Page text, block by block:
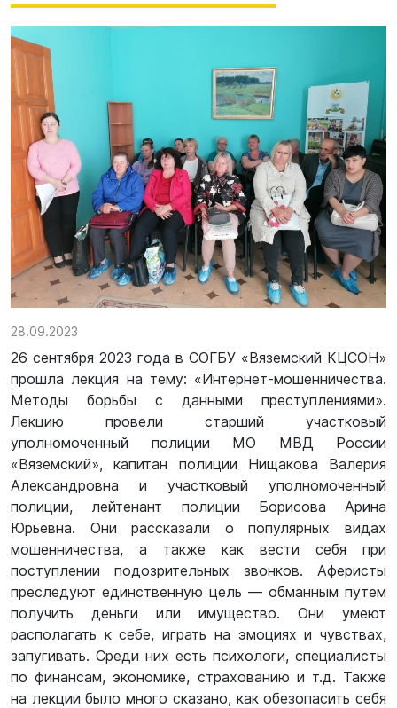
28.09.2023
26 сентября 2023 года в СОГБУ «Вяземский КЦСОН»
прошла лекция на тему: «Интернет-мошенничества.
Методы борьбы с данными преступлениями».
Лекцию провели старший участковый
уполномоченный полиции МО МВД России
«Вяземский», капитан полиции Нищакова Валерия
Александровна и участковый уполномоченный
полиции, лейтенант полиции Борисова Арина
Юрьевна. Они рассказали о популярных видах
мошенничества, а также как вести себя при
поступлении подозрительных звонков. Аферисты
преследуют единственную цель — обманным путем
получить деньги или имущество. Они умеют
располагать к себе, играть на эмоциях и чувствах,
запугивать. Среди них есть психологи, специалисты
по финансам, экономике, страхованию и т.д. Также
на лекции было много сказано, как обезопасить себя